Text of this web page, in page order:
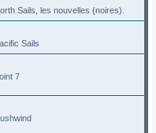
Sails, les nouvelles (noires).
Sails
7